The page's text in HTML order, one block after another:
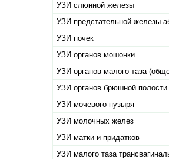
УЗИ слюнной железы
УЗИ предстательной железы
УЗИ почек
УЗИ органов мошонки
УЗИ органов малого таза
УЗИ органов брюшной полости
УЗИ мочевого пузыря
УЗИ молочных желез
УЗИ матки и придатков
УЗИ малого таза